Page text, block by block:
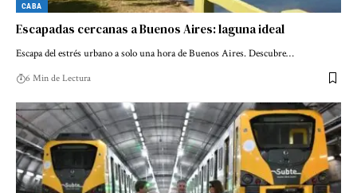
CABA
Escapadas cercanas a Buenos Aires: laguna ideal
Escapa del estrés urbano a solo una hora de Buenos Aires. Descubre…
6 Min de Lectura